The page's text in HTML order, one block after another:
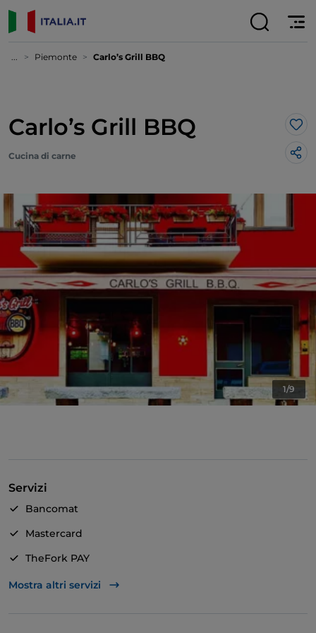
... Piemonte Carlo’s Grill BBQ
Carlo’s Grill BBQ
Cucina di carne
1/9
Servizi
Bancomat
Mastercard
TheFork PAY
Unionpay via TheFork PAY
Mostra altri servizi